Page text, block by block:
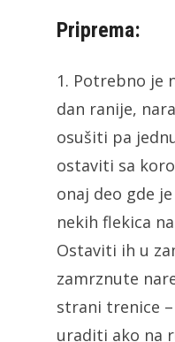
Priprema:
1. Potrebno je
dan ranije,
osušiti pa
ostaviti sa
onaj deo gde
nekih flekica
Ostaviti ih u
zamrznute
strani trenice
uraditi ako na